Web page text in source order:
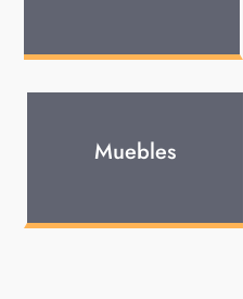
Muebles